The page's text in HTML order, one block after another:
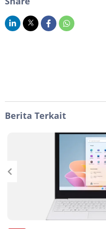
Berita Terkait